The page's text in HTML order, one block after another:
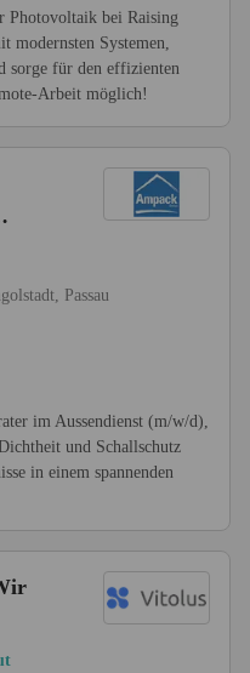
Photovoltaik bei Raising
modernsten Systemen,
sorge für den effizienten
Arbeit möglich!
Passau
im Aussendienst (m/w/d),
und Schallschutz
in einem spannenden